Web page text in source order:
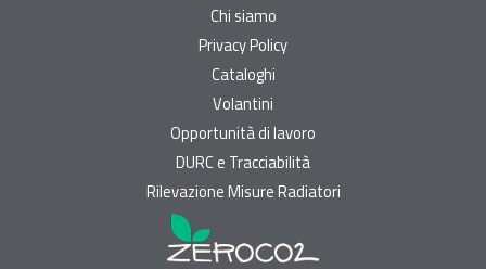
Chi siamo
Privacy Policy
Cataloghi
Volantini
Opportunità di lavoro
DURC e Tracciabilità
Rilevazione Misure Radiatori